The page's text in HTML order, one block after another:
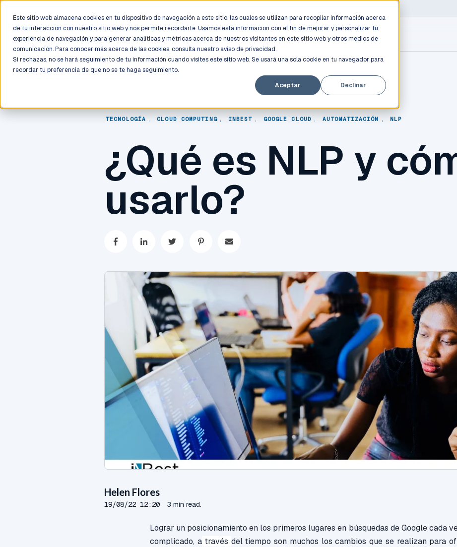
Este sitio web almacena cookies en tu dispositivo de navegación a este sitio, las cuales se utilizan para recopilar información acerca
de tu interacción con nuestro sitio web y nos permite recordarte. Usamos esta información con el fin de mejorar y personalizar tu
experiencia de navegación y para generar analíticas y métricas acerca de nuestros visitantes en este sitio web y otros medios de
comunicación. Para conocer más acerca de las cookies, consulta nuestro aviso de privacidad.
Si rechazas, no se hará seguimiento de tu información cuando visites este sitio web. Se usará una sola cookie en tu navegador para
recordar tu preferencia de que no se te haga seguimiento.
Aceptar
Declinar
Process
TECNOLOGÍA CLOUD COMPUTING INBEST GOOGLE CLOUD AUTOMATIZACIÓN NLP
¿Qué es NLP y
usarlo?
Helen Flores
19/08/22 12:20 3 min read.
Lograr un posicionamiento en los primeros lugares en búsquedas de Google cada
complicado, a través del tiempo son muchos los cambios que se realizan para